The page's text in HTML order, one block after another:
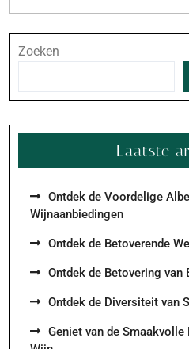
Zoeken
Laatste
Ontdek de Voordelige
Wijnaanbiedingen
Ontdek de Betoverende
Ontdek de Betovering
Ontdek de Diversiteit van
Geniet van de